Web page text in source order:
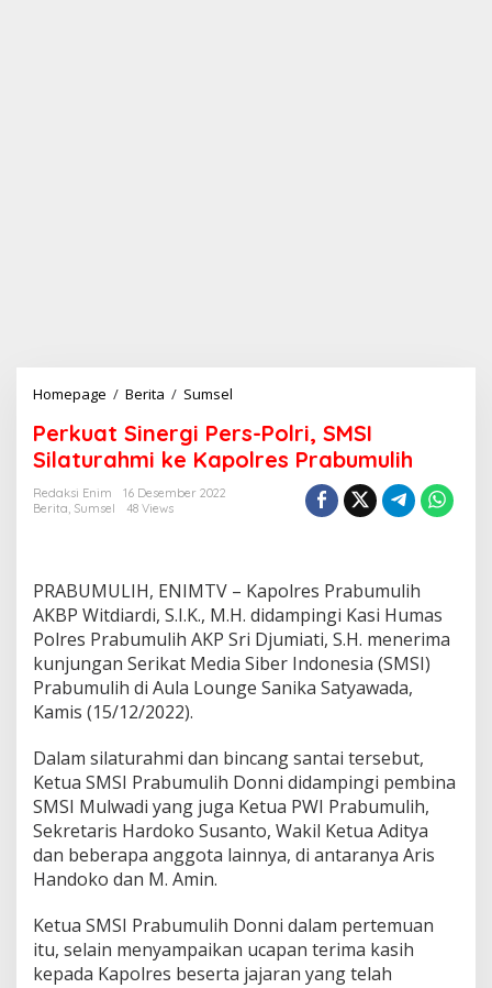
Homepage / Berita / Sumsel
r
k
u
e
r
g
i
P
e
-
P
o
r
i
S
I
S
Perkuat Sinergi Pers-Polri, SMSI
Silaturahmi ke Kapolres Prabumulih
Redaksi Enim
16 Desember 2022
Berita, Sumsel 48 Views
PRABUMULIH, ENIMTV – Kapolres Prabumulih
AKBP Witdiardi, S.I.K., M.H. didampingi Kasi Humas
Polres Prabumulih AKP Sri Djumiati, S.H. menerima
kunjungan Serikat Media Siber Indonesia (SMSI)
Prabumulih di Aula Lounge Sanika Satyawada,
Kamis (15/12/2022).
Dalam silaturahmi dan bincang santai tersebut,
Ketua SMSI Prabumulih Donni didampingi pembina
SMSI Mulwadi yang juga Ketua PWI Prabumulih,
Sekretaris Hardoko Susanto, Wakil Ketua Aditya
dan beberapa anggota lainnya, di antaranya Aris
Handoko dan M. Amin.
Ketua SMSI Prabumulih Donni dalam pertemuan
itu, selain menyampaikan ucapan terima kasih
kepada Kapolres beserta jajaran yang telah